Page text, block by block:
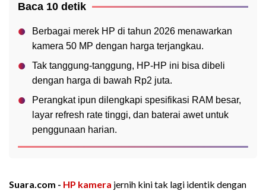
Baca 10 detik
Berbagai merek HP di tahun 2026 menawarkan
kamera 50 MP dengan harga terjangkau.
Tak tanggung-tanggung, HP-HP ini bisa dibeli
dengan harga di bawah Rp2 juta.
Perangkat ipun dilengkapi spesifikasi RAM besar,
layar refresh rate tinggi, dan baterai awet untuk
penggunaan harian.
Suara.com - HP kamera jernih kini tak lagi identik dengan